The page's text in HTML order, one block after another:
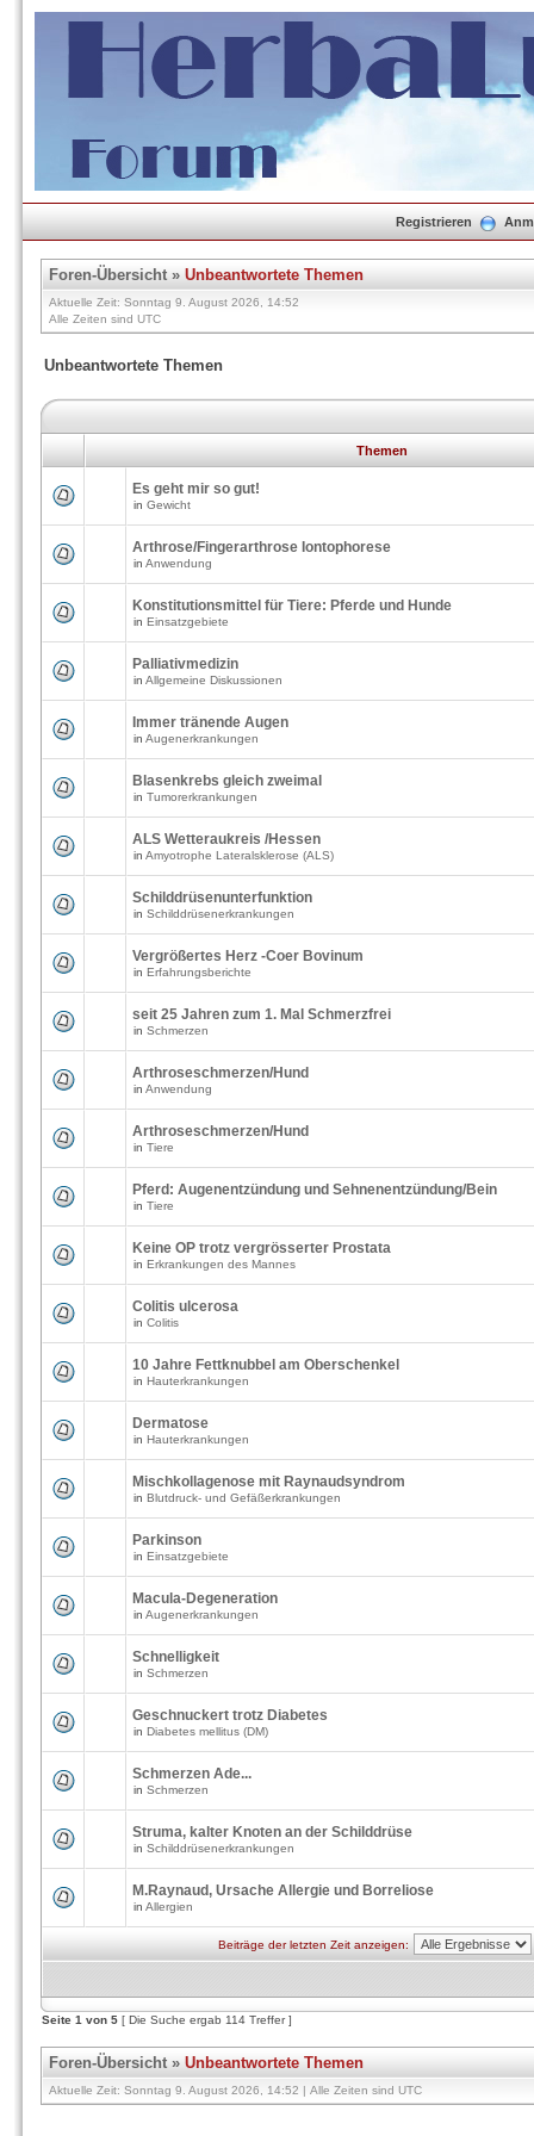
Registrieren
Foren-Übersicht» Unbeantwortete Themen
Aktuelle Zeit: Sonntag 9. August 2026, 14:52
Alle Zeiten sind UTC
Unbeantwortete Themen
Themen
Es geht mir so gut!
in Gewicht
Arthrose/Fingerarthrose Iontophorese
in Anwendung
Konstitutionsmittel für Tiere: Pferde und Hunde
in Einsatzgebiete
Palliativmedizin
in Allgemeine Diskussionen
Immer tränende Augen
in Augenerkrankungen
Blasenkrebs gleich zweimal
in Tumorerkrankungen
ALS Wetteraukreis /Hessen
in Amyotrophe Lateralsklerose (ALS)
Schilddrüsenunterfunktion
in Schilddrüsenerkrankungen
Vergrößertes Herz -Coer Bovinum
in Erfahrungsberichte
seit 25 Jahren zum 1. Mal Schmerzfrei
in Schmerzen
Arthroseschmerzen/Hund
in Anwendung
Arthroseschmerzen/Hund
in Tiere
Pferd: Augenentzündung und Sehnenentzündung/Bein
in Tiere
Keine OP trotz vergrösserter Prostata
in Erkrankungen des Mannes
Colitis ulcerosa
in Colitis
10 Jahre Fettknubbel am Oberschenkel
in Hauterkrankungen
Dermatose
in Hauterkrankungen
Mischkollagenose mit Raynaudsyndrom
in Blutdruck- und Gefäßerkrankungen
Parkinson
in Einsatzgebiete
Macula-Degeneration
in Augenerkrankungen
Schnelligkeit
in Schmerzen
Geschnuckert trotz Diabetes
in Diabetes mellitus (DM)
Schmerzen Ade...
in Schmerzen
Struma, kalter Knoten an der Schilddrüse
in Schilddrüsenerkrankungen
M.Raynaud, Ursache Allergie und Borreliose
in Allergien
Beiträge der letzten Zeit anzeigen:
Seite 1 von 5 [ Die Suche ergab 114 Treffer ]
Foren-Übersicht» Unbeantwortete Themen
Aktuelle Zeit: Sonntag 9. August 2026, 14:52 | Alle Zeiten sind UTC